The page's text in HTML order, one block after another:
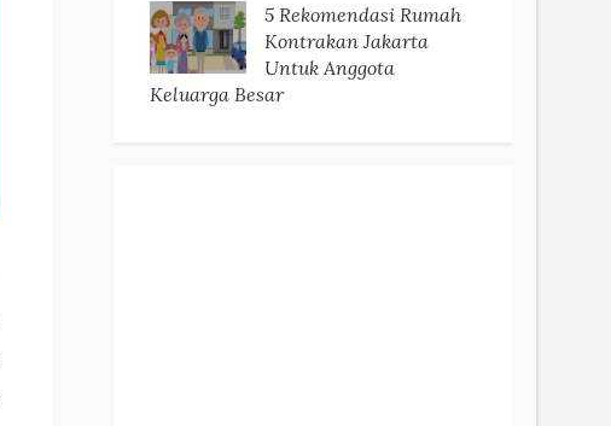
5 Rekomendasi Rumah
Kontrakan Jakarta
Untuk Anggota
Keluarga Besar